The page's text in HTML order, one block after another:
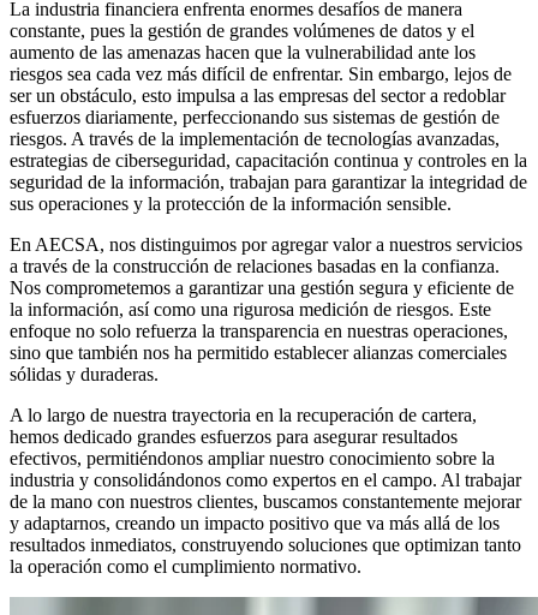
La industria financiera enfrenta enormes desafíos de manera
constante, pues la gestión de grandes volúmenes de datos y el
aumento de las amenazas hacen que la vulnerabilidad ante los
riesgos sea cada vez más difícil de enfrentar. Sin embargo, lejos de
ser un obstáculo, esto impulsa a las empresas del sector a redoblar
esfuerzos diariamente, perfeccionando sus sistemas de gestión de
riesgos. A través de la implementación de tecnologías avanzadas,
estrategias de ciberseguridad, capacitación continua y controles en la
seguridad de la información, trabajan para garantizar la integridad de
sus operaciones y la protección de la información sensible.
En AECSA, nos distinguimos por agregar valor a nuestros servicios
a través de la construcción de relaciones basadas en la confianza.
Nos comprometemos a garantizar una gestión segura y eficiente de
la información, así como una rigurosa medición de riesgos. Este
enfoque no solo refuerza la transparencia en nuestras operaciones,
sino que también nos ha permitido estableceralianzas comerciales
sólidas y duraderas.
A lo largo de nuestra trayectoria en la recuperación de cartera,
hemos dedicado grandes esfuerzos para asegurar resultados
efectivos, permitiéndonos ampliar nuestro conocimiento sobre la
industria y consolidándonos como expertos en el campo. Al trabajar
de la mano con nuestros clientes, buscamos constantemente mejorar
y adaptarnos, creando un impacto positivo que va más allá de los
resultados inmediatos, construyendo soluciones que optimizan tanto
la operación como el cumplimiento normativo.